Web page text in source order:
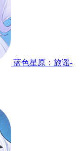
蓝色星原：旅谣-